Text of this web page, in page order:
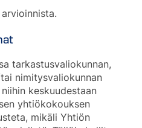
tarkastusvaliokunnan,
nimitysvaliokunnan
keskuudestaan
yhtiökokouksen
mikäli Yhtiön